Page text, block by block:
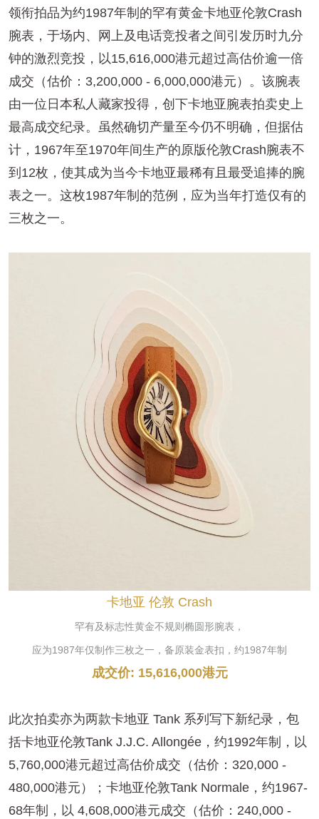
领衔拍品为约1987年制的罕有黄金卡地亚伦敦Crash
腕表，于场内、网上及电话竞投者之间引发历时九分
钟的激烈竞投，以15,616,000港元超过高估价逾一倍
成交（估价：3,200,000 - 6,000,000港元）。该腕表
由一位日本私人藏家投得，创下卡地亚腕表拍卖史上
最高成交纪录。虽然确切产量至今仍不明确，但据估
计，1967年至1970年间生产的原版伦敦Crash腕表不
到12枚，使其成为当今卡地亚最稀有且最受追捧的腕
表之一。这枚1987年制的范例，应为当年打造仅有的
三枚之一。
卡地亚 伦敦 Crash
罕有及标志性黄金不规则椭圆形腕表，
应为1987年仅制作三枚之一，备原装金表扣，约1987年制
成交价: 15,616,000港元
此次拍卖亦为两款卡地亚 Tank 系列写下新纪录，包
括卡地亚伦敦Tank J.J.C. Allongée，约1992年制，以
5,760,000港元超过高估价成交（估价：320,000 -
480,000港元）；卡地亚伦敦Tank Normale，约1967-
68年制，以 4,608,000港元成交（估价：240,000 -